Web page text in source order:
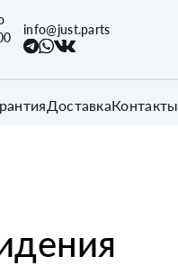
info@just.parts
ДоставкаКонтакты